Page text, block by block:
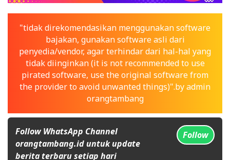
"tidak direkomendasikan menggunakan software
bajakan, gunakan software asli dari
penyedia/vendor, agar terhindar dari hal-hal yang
tidak diinginkan (it is not recommended to use
pirated software, use the original software from
the provider to avoid unwanted things)".by admin
orangtambang
Follow WhatsApp Channel
orangtambang.id untuk update
berita terbaru setiap hari
Follow